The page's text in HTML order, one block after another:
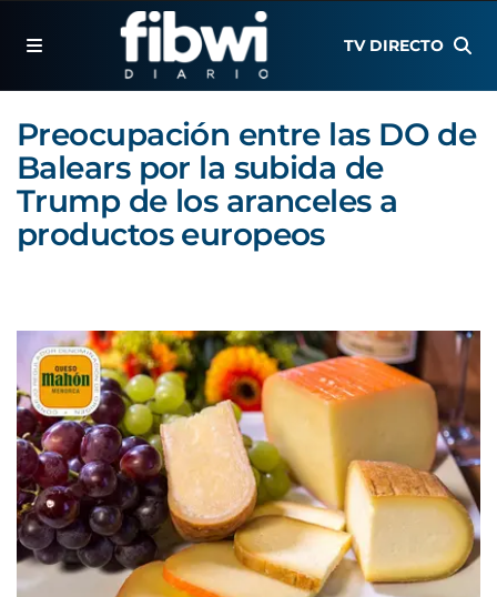
TV DIRECTO
Preocupación entre las DO de
Balears por la subida de
Trump de los aranceles a
productos europeos